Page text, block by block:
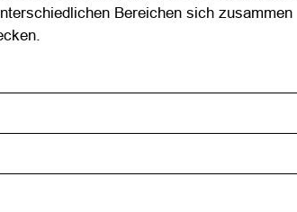
Bereichen sich zusammen